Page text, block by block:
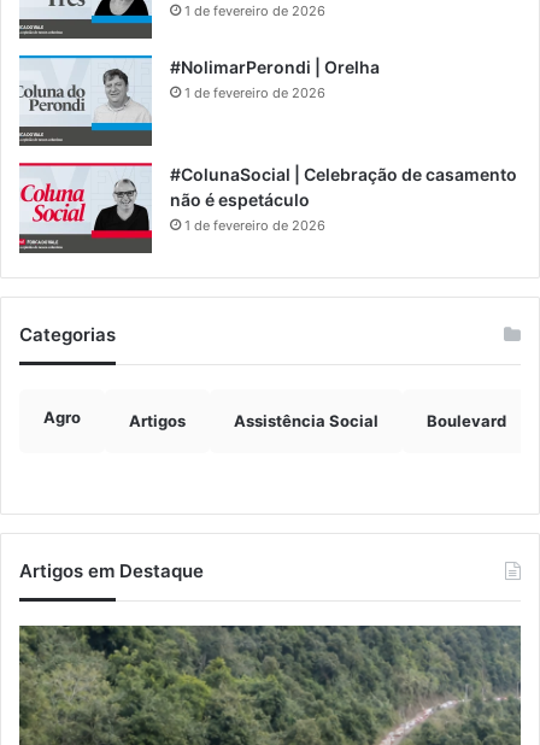
1 de fevereiro de 2026
#NolimarPerondi | Orelha
1 de fevereiro de 2026
#ColunaSocial | Celebração de casamento
não é espetáculo
1 de fevereiro de 2026
Categorias
Agro Artigos Assistência Social Boulevard
Artigos em Destaque
Nova
lei
endurece
penas
para